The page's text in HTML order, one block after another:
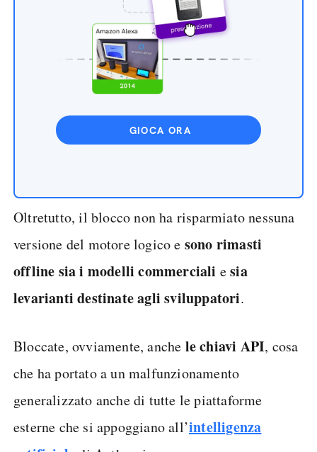
GIOCA ORA
Oltretutto, il blocco non ha risparmiato nessuna
versione del motore logico e sono rimasti
offline sia i modelli commerciali esia
levarianti destinate agli sviluppatori.
Bloccate, ovviamente, anche le chiavi API, cosa
che ha portato a un malfunzionamento
generalizzato anche di tutte le piattaforme
esterne che si appoggiano all’intelligenza